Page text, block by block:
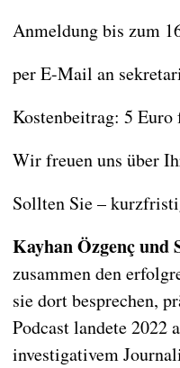
Anmeldung bis zum
per E-Mail an
Kostenbeitrag: 5
Wir freuen uns über
Sollten Sie –
Kayhan Özgenç und
zusammen den
sie dort besprechen,
Podcast landete 2022
investigativem